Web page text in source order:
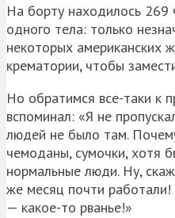
На борту находилось 269
одного тела: только
некоторых американских
крематории, чтобы
Но обратимся все-таки к
вспоминал: «Я не
людей не было там.
чемоданы, сумочки, хотя
нормальные люди. Ну,
же месяц почти
— какое-то рванье!»